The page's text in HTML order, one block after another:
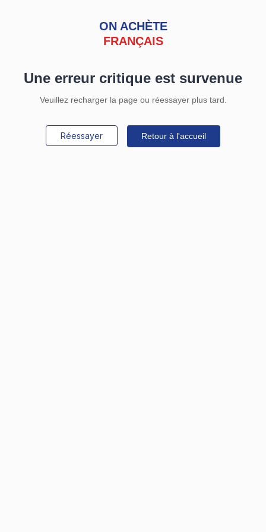
ON ACHÈTE
FRANÇAIS
Une erreur critique est survenue
Veuillez recharger la page ou réessayer plus tard.
Réessayer Retour à l'accueil